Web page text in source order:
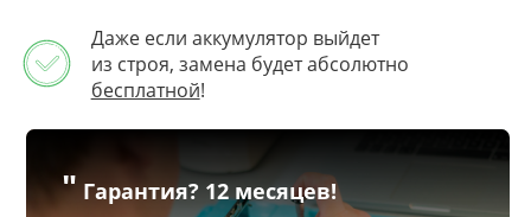
Даже если аккумулятор выйдет
из строя, замена будет абсолютно
бесплатной!
" Гарантия? 12 месяцев!